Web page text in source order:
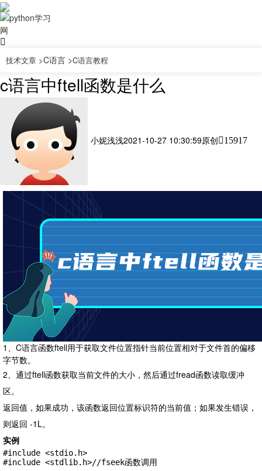
技术文章 >C语言 >C语言教程
c语言中ftell函数是什么
小妮浅浅2021-10-27 10:30:59原创 15917
1、C语言函数ftell用于获取文件位置指针当前位置相对于文件首的偏移
字节数。
2、通过ftell函数获取当前文件的大小，然后通过fread函数读取缓冲
区。
返回值，如果成功，该函数返回位置标识符的当前值；如果发生错误，
则返回 -1L。
实例
#include <stdio.h>
#include <stdlib.h>//fseek函数调用